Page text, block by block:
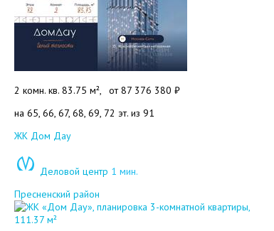
2 комн. кв. 83.75 м², от87 376 380 ₽
на 65, 66, 67, 68, 69, 72 эт. из 91
Добавить в избранное
ЖК Дом Дау
Деловой центр 1 мин.
Пресненский район